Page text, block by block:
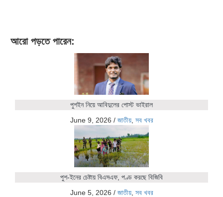
আরো পড়তে পারেন:
পুশইন নিয়ে আবিদুলের পোস্ট ভাইরাল
June 9, 2026 / জাতীয়, সব খবর
পুশ-ইনের চেষ্টায় বিএসএফ, পণ্ড করছে বিজিবি
June 5, 2026 / জাতীয়, সব খবর